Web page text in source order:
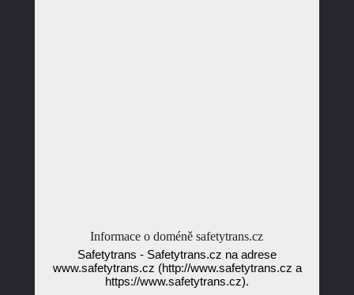
Informace o doméně safetytrans.cz
Safetytrans - Safetytrans.cz na adrese
www.safetytrans.cz (http://www.safetytrans.cz a
https://www.safetytrans.cz).